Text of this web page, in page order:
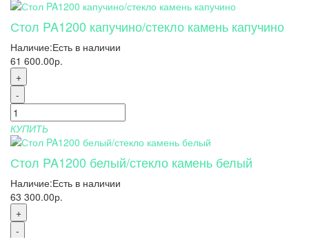
Стол PA1200 капучино/стекло камень капучино
Наличие:Есть в наличии
61 600.00р.
+
-
КУПИТЬ
Стол PA1200 белый/стекло камень белый
Наличие:Есть в наличии
63 300.00р.
+
-